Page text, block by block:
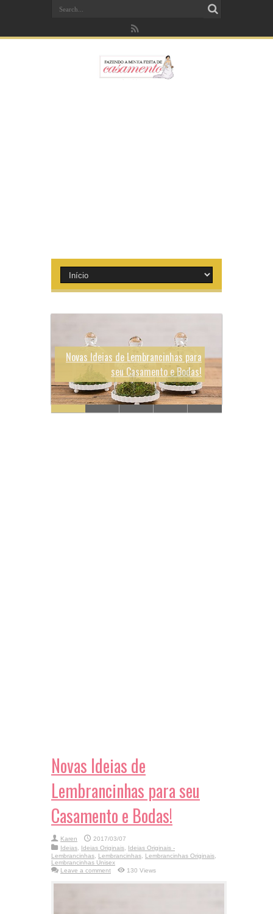
Novas Ideias de Lembrancinhas para
seu Casamento e Bodas!
Novas Ideias de
Lembrancinhas para seu
Casamento e Bodas!
Karen
2017/03/07
Ideias, Ideias Originais, Ideias Originais -
Lembrancinhas, Lembrancinhas, Lembrancinhas Originais,
Lembrancinhas Unisex
Leave a comment
130 Views